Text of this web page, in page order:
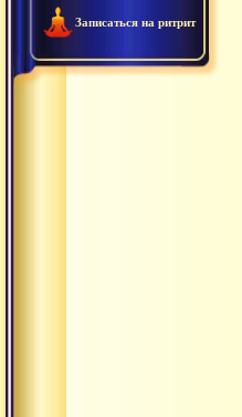
Записаться на ритрит